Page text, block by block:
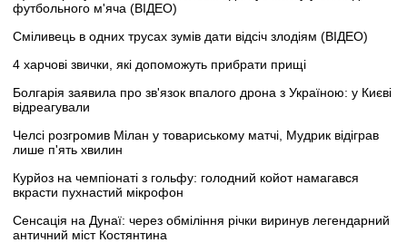
футбольного м'яча (ВІДЕО)
Сміливець в одних трусах зумів дати відсіч злодіям (ВІДЕО)
4 харчові звички, які допоможуть прибрати прищі
Болгарія заявила про зв'язок впалого дрона з Україною: у Києві
відреагували
Челсі розгромив Мілан у товариському матчі, Мудрик відіграв
лише п'ять хвилин
Курйоз на чемпіонаті з гольфу: голодний койот намагався
вкрасти пухнастий мікрофон
Сенсація на Дунаї: через обміління річки виринув легендарний
античний міст Костянтина